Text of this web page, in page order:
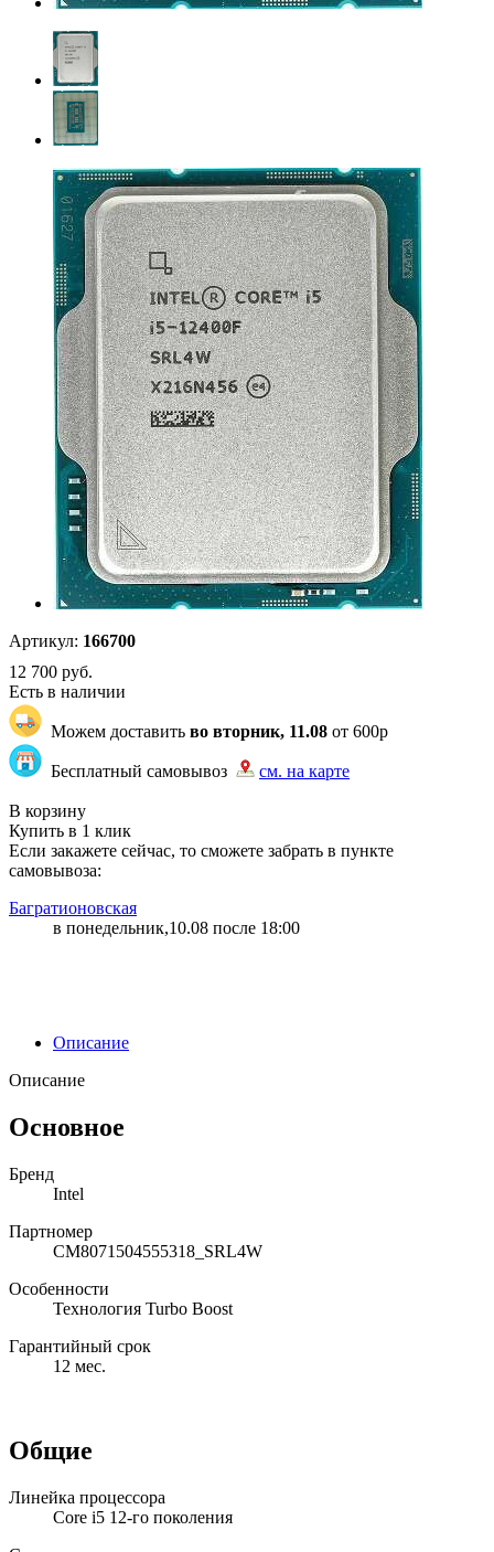
Артикул: 166700
12 700 руб.
Есть в наличии
Можем доставить во вторник, 11.08 от 600р
Бесплатный самовывоз
см. на карте
В корзину
Купить в 1 клик
Если закажете сейчас, то сможете забрать в пункте
самовывоза:
Багратионовская
в понедельник,10.08 после 18:00
Описание
Описание
Основное
Бренд
Intel
Партномер
CM8071504555318_SRL4W
Особенности
Технология Turbo Boost
Гарантийный срок
12 мес.
Общие
Линейка процессора
Core i5 12-го поколения